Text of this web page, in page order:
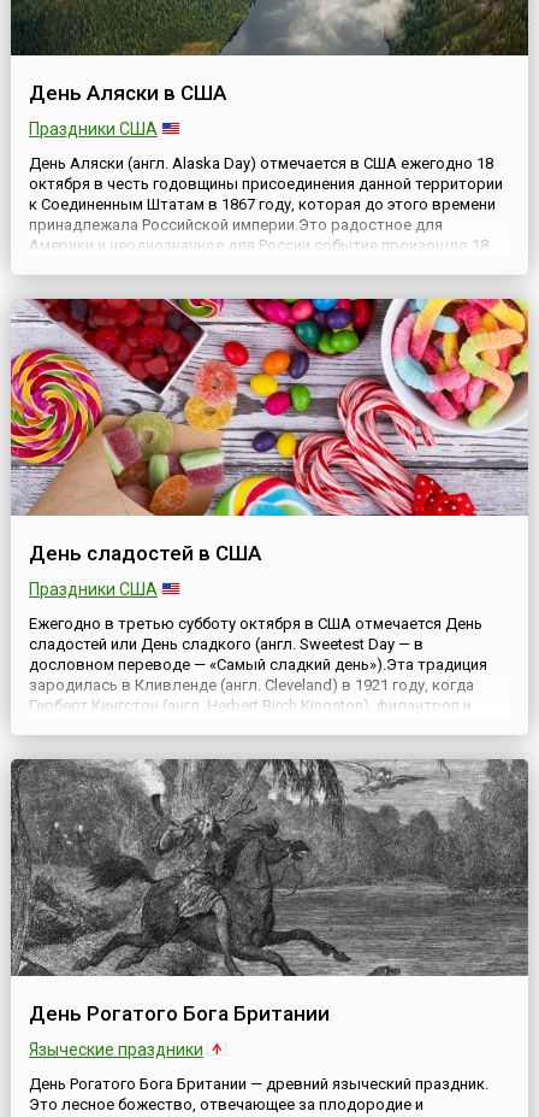
День Аляски в США
Праздники США
День Аляски (англ. Alaska Day) отмечается в США ежегодно 18
октября в честь годовщины присоединения данной территории
к Соединенным Штатам в 1867 году, которая до этого времени
принадлежала Российской империи.Это радостное для
Америки и неоднозначное для России событие произошло 18
День сладостей в США
Праздники США
Ежегодно в третью субботу октября в США отмечается День
сладостей или День сладкого (англ. Sweetest Day — в
дословном переводе — «Самый сладкий день»).Эта традиция
зародилась в Кливленде (англ. Cleveland) в 1921 году, когда
Герберт Кингстон (англ. Herbert Birch Kingston), филантроп и
День Рогатого Бога Британии
Языческие праздники
День Рогатого Бога Британии — древний языческий праздник.
Это лесное божество, отвечающее за плодородие и